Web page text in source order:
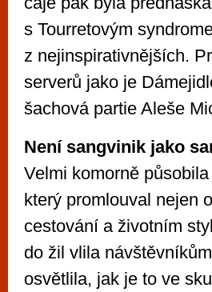
s Tourretovým
z nejinspirativnějších.
serverů jako je
šachová partie Aleše
Není sangvinik jako
Velmi komorně
který promlouval nejen
cestování a životním
do žil vlila
osvětlila, jak je to ve